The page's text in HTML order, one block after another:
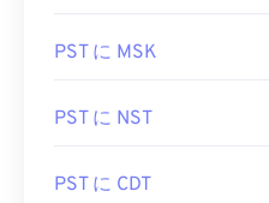
PST に MSK
PST に NST
PST に CDT